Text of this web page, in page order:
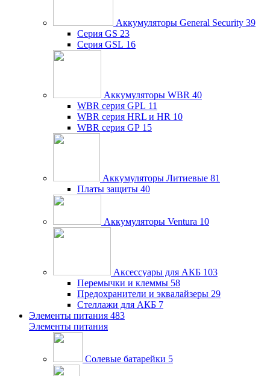
Аккумуляторы General Security 39
Серия GS 23
Серия GSL 16
Аккумуляторы WBR 40
WBR серия GPL 11
WBR серия HRL и HR 10
WBR серия GP 15
Аккумуляторы Литиевые 81
Платы защиты 40
Аккумуляторы Ventura 10
Аксессуары для АКБ 103
Перемычки и клеммы 58
Предохранители и эквалайзеры 29
Стеллажи для АКБ 7
Элементы питания 483
Элементы питания
Солевые батарейки 5